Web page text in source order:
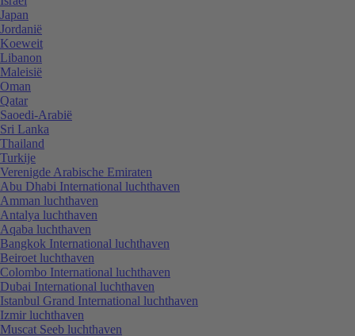
Japan
Jordanië
Koeweit
Libanon
Maleisië
Oman
Qatar
Saoedi-Arabië
Sri Lanka
Thailand
Turkije
Verenigde Arabische Emiraten
Abu Dhabi International luchthaven
Amman luchthaven
Antalya luchthaven
Aqaba luchthaven
Bangkok International luchthaven
Beiroet luchthaven
Colombo International luchthaven
Dubai International luchthaven
Istanbul Grand International luchthaven
Izmir luchthaven
Muscat Seeb luchthaven